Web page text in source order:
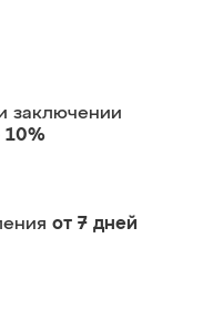
заключении
10%
от 7 дней